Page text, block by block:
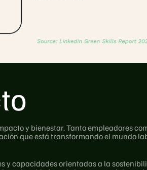
y bienestar. Tanto empleadores
que está transformando el mundo
y capacidades orientadas a la